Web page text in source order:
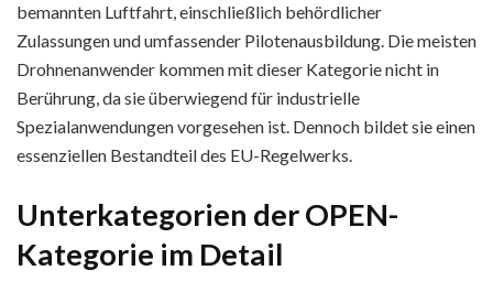
bemannten Luftfahrt, einschließlich behördlicher
Zulassungen und umfassender Pilotenausbildung. Die meisten
Drohnenanwender kommen mit dieser Kategorie nicht in
Berührung, da sie überwiegend für industrielle
Spezialanwendungen vorgesehen ist. Dennoch bildet sie einen
essenziellen Bestandteil des EU-Regelwerks.
Unterkategorien der OPEN-
Kategorie im Detail